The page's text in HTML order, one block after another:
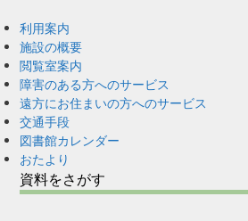
利用案内
施設の概要
閲覧室案内
障害のある方へのサービス
遠方にお住まいの方へのサービス
交通手段
図書館カレンダー
おたより
資料をさがす